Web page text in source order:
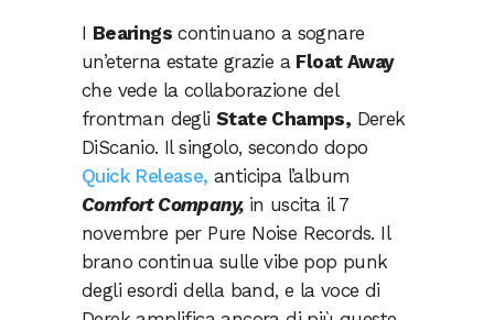
I Bearings continuano a sognare
un’eterna estate grazie a Float Away
che vede la collaborazione del
frontman degliState Champs, Derek
DiScanio. Il singolo, secondo dopo
Quick Release, anticipa l’album
Comfort Company, in uscita il 7
novembre per Pure Noise Records. Il
brano continua sulle vibe pop punk
degli esordi della band, e la voce di